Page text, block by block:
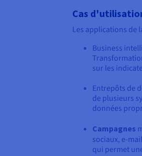
Cas
Les applications de
Business
sur les
Entrepôts de
de plusieurs
données
Campagnes
sociaux, e-
qui permet